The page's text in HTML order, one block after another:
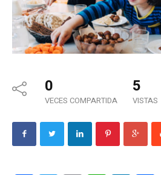
0
VECES COMPARTIDA
5
VISTAS